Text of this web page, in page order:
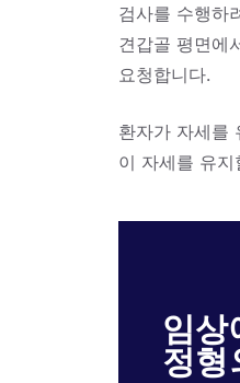
검사를 수행하
견갑골 평면에
요청합니다.
환자가 자세를
이 자세를 유
임상
정형